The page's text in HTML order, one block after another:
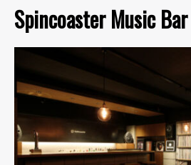
Spincoaster Music